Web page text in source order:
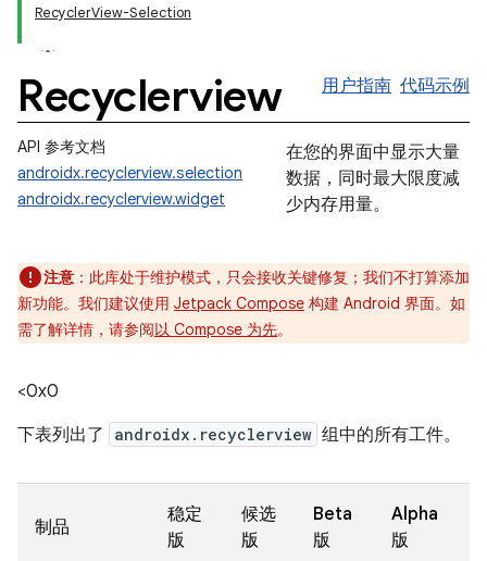
RecyclerView-Selection
Recyclerview 用户指南 代码示例
API 参考文档
androidx.recyclerview.selection
androidx.recyclerview.widget
在您的界面中显示大量
数据，同时最大限度减
少内存用量。
注意 ：此库处于维护模式，只会接收关键修复；我们不打算添加
新功能。我们建议使用 Jetpack Compose 构建 Android 界面。如
需了解详情，请参阅以 Compose 为先。
<0x0
下表列出了
androidx.recyclerview 组中的所有工件。
制品
稳定
版
候选
版
Beta
版
Alpha
版